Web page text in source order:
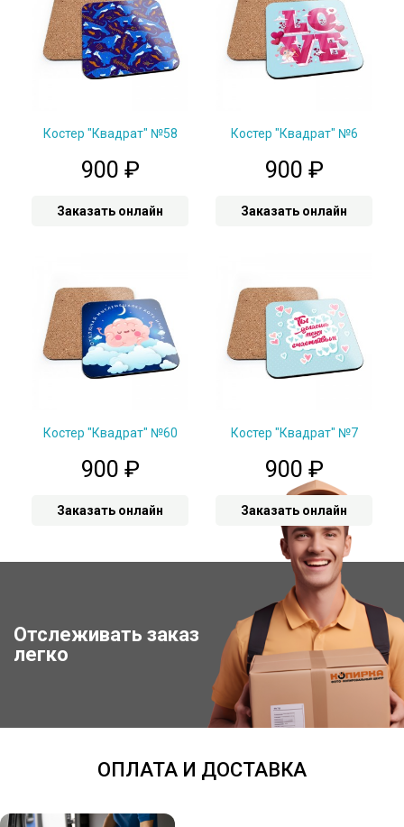
Костер "Квадрат" №58
900 ₽
Заказать онлайн
Костер "Квадрат" №6
900 ₽
Заказать онлайн
Костер "Квадрат" №60
900 ₽
Заказать онлайн
Костер "Квадрат" №7
900 ₽
Заказать онлайн
Отслеживать заказ
легко
Отследить заказ
ОПЛАТА И ДОСТАВКА